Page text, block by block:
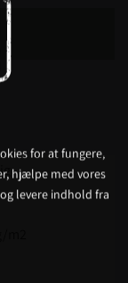
for at fungere,
hjælpe med vores
levere indhold fra